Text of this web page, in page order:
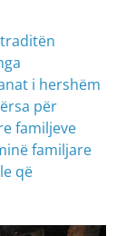
i hershëm
për
familjeve
familjare
që